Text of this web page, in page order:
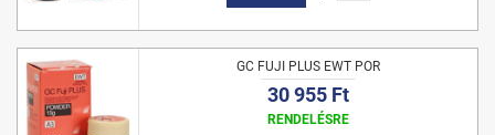
GC FUJI PLUS EWT POR
30 955 Ft
RENDELÉSRE